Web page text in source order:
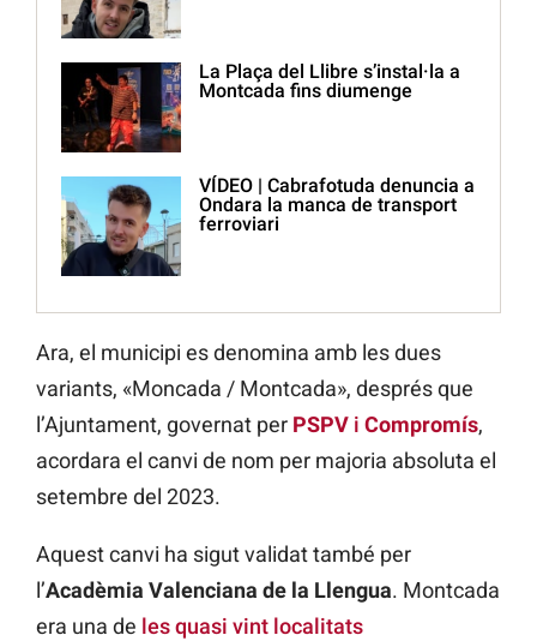
La Plaça del Llibre s’instal·la a
Montcada fins diumenge
VÍDEO | Cabrafotuda denuncia a
Ondara la manca de transport
ferroviari
Ara, el municipi es denomina amb les dues
variants, «Moncada / Montcada», després que
l’Ajuntament, governat per PSPV i Compromís,
acordara el canvi de nom per majoria absoluta el
setembre del 2023.
Aquest canvi ha sigut validat també per
l’Acadèmia Valenciana de la Llengua. Montcada
era una de les quasi vint localitats